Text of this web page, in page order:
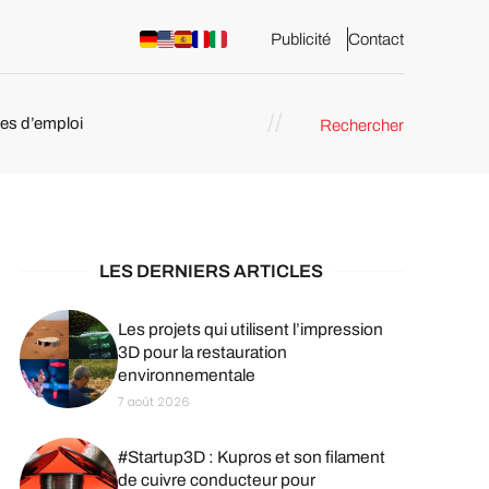
Publicité Contact
d’emploi Rechercher
LES DERNIERS ARTICLES
Les projets qui utilisent l’impression
3D pour la restauration
environnementale
7 août 2026
#Startup3D : Kupros et son filament
de cuivre conducteur pour